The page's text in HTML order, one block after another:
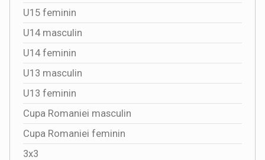
U15 feminin
U14 masculin
U14 feminin
U13 masculin
U13 feminin
Cupa Romaniei masculin
Cupa Romaniei feminin
3x3